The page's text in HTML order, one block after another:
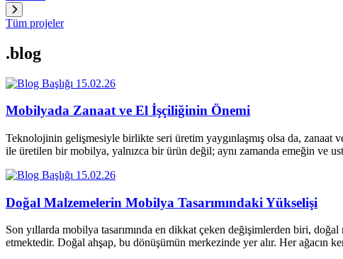
Tüm projeler
.blog
15.02.26
Mobilyada Zanaat ve El İşçiliğinin Önemi
Teknolojinin gelişmesiyle birlikte seri üretim yaygınlaşmış olsa da,
ile üretilen bir mobilya, yalnızca bir ürün değil; aynı zamanda emeğin ve
15.02.26
Doğal Malzemelerin Mobilya Tasarımındaki Yükselişi
Son yıllarda mobilya tasarımında en dikkat çeken değişimlerden biri,
etmektedir. Doğal ahşap, bu dönüşümün merkezinde yer alır. Her ağacın